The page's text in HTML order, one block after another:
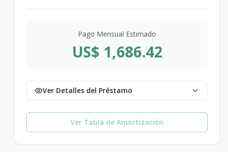
Pago Mensual Estimado
US$ 1,686.42
Ver Detalles del Préstamo
Ver Tabla de Amortización